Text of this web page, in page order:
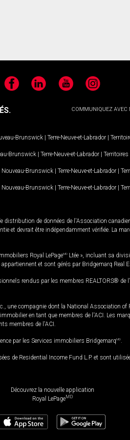
FacebookLinkedIn YouTubeInstagram
COMMUNIQUEZ AVEC
Brunswick | Terre-Neuve-et-Labrador |
Brunswick | Terre-Neuve-et-Labrador |
Nouveau-Brunswick | Terre-Neuve-et-Labrador |
Nouveau-Brunswick | Terre-Neuve-et-Labrador |
distribution de données de l'Association
et devrait être indépendamment vérifiée. La
Royal LePageMD Ltée », incluant sa
et sont gérés par Bridgemarq Real
rendus par les membres REALTORS® de
une compagnie dont la National Association
en tant que membres de l'ACI. Les
membres de l'ACI.
par les Services immobiliers BridgemarqMD
de Residential Income Fund L.P. et sont
Découvrez la nouvelle application
Royal LePageMD